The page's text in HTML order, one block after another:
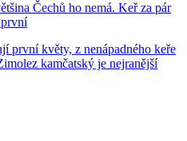
Čechů ho nemá. Keř za pár
první květy, z nenápadného keře
kamčatský je nejranější